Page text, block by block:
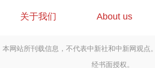
关于我们 About us
本网站所刊载信息，不代表中新社和中新网观点
经书面授权。